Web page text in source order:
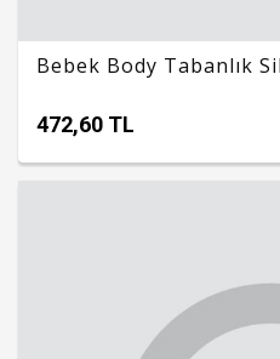
Bebek Body Tabanlık
472,60 TL